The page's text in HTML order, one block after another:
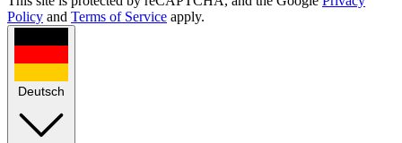
Policy and Terms of Service apply.
Deutsch